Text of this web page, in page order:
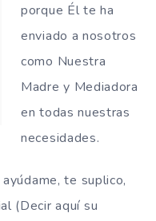
porque Él te ha
enviado a nosotros
como Nuestra
Madre y Mediadora
en todas nuestras
necesidades.
te suplico,
(Decir aquí su